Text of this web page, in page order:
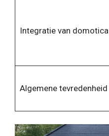
Integratie van domotica
Algemene tevredenheid